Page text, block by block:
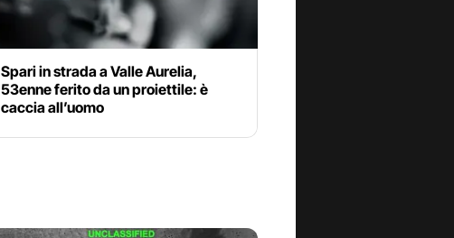
Spari in strada a Valle Aurelia,
53enne ferito da un proiettile: è
caccia all’uomo